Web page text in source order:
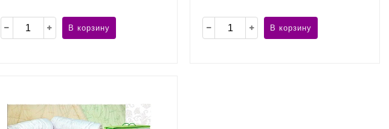
В корзину В корзину